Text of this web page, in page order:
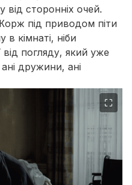
сторонніх очей.
під приводом піти
кімнаті, ніби
погляду, який уже
дружини, ані
⛶